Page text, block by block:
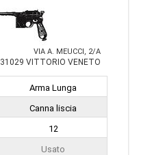
VIA A. MEUCCI, 2/A
31029 VITTORIO VENETO
Arma Lunga
Canna liscia
12
Usato